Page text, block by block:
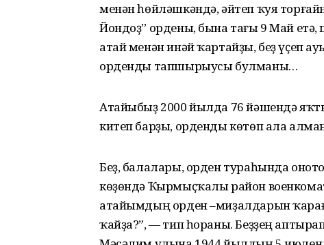
менән һөйләшкәндә, әйтеп ҡуя
Йондоҙ” ордены, бына тағы 9 Май етә,
атай менән инәй ҡартайҙы, беҙ үҫеп
орденды тапшырыусы булманы…
Атайыбыҙ 2000 йылда 76 йәшендә
китеп барҙы, орденды көтөп ала
Беҙ, балалары, орден тураһында
көҙөндә Ҡырмыҫҡалы район
атайымдың орден –миҙалдарын
ҡайҙа?”, — тип һораны. Беҙҙең